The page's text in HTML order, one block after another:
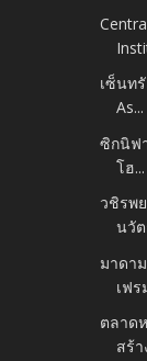
เซ็นท
As...
ซิกนิฟ
โฮ...
วชิรพ
นวั
มาดา
เฟร
ตลาด
สร้า